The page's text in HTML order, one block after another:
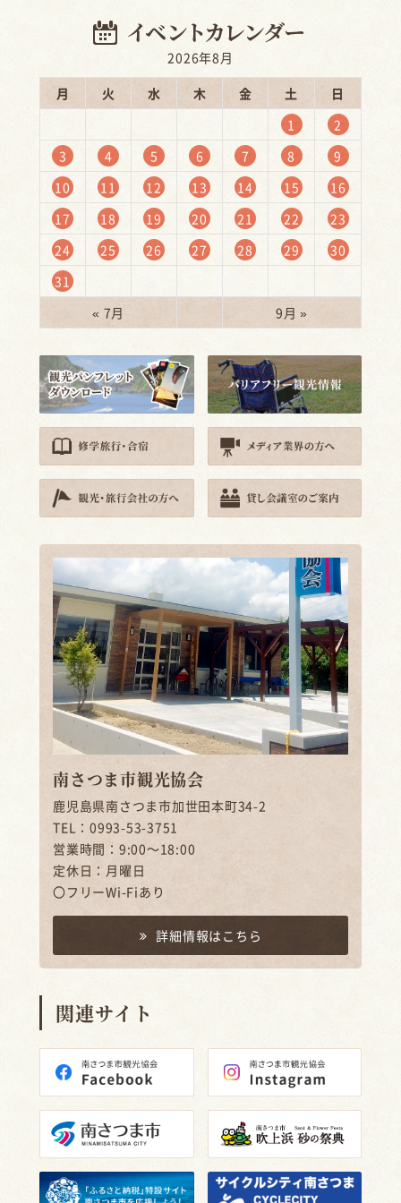
2026年8月
月
火 水 木 金 土
日
1
2
3
4 5 6 7 8
9
10
11 12 13 14 15
16
17
18 19 20 21 22
23
24
25 26 27 28 29
30
31
« 7月
9月 »
南さつま市観光協会
鹿児島県南さつま市加世田本町34-2
TEL：0993-53-3751
営業時間：9:00～18:00
定休日：月曜日
〇フリーWi-Fiあり
詳細情報はこちら
関連サイト